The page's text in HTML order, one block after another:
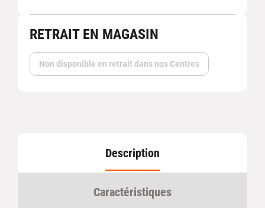
RETRAIT EN MAGASIN
Non disponible en retrait dans nos Centres
Description
Caractéristiques